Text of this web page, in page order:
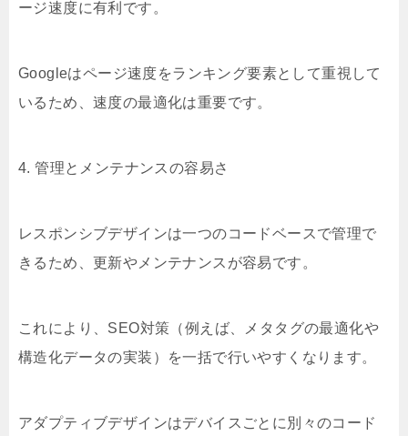
ージ速度に有利です。
Googleはページ速度をランキング要素として重視して
いるため、速度の最適化は重要です。
4. 管理とメンテナンスの容易さ
レスポンシブデザインは一つのコードベースで管理で
きるため、更新やメンテナンスが容易です。
これにより、SEO対策（例えば、メタタグの最適化や
構造化データの実装）を一括で行いやすくなります。
アダプティブデザインはデバイスごとに別々のコード